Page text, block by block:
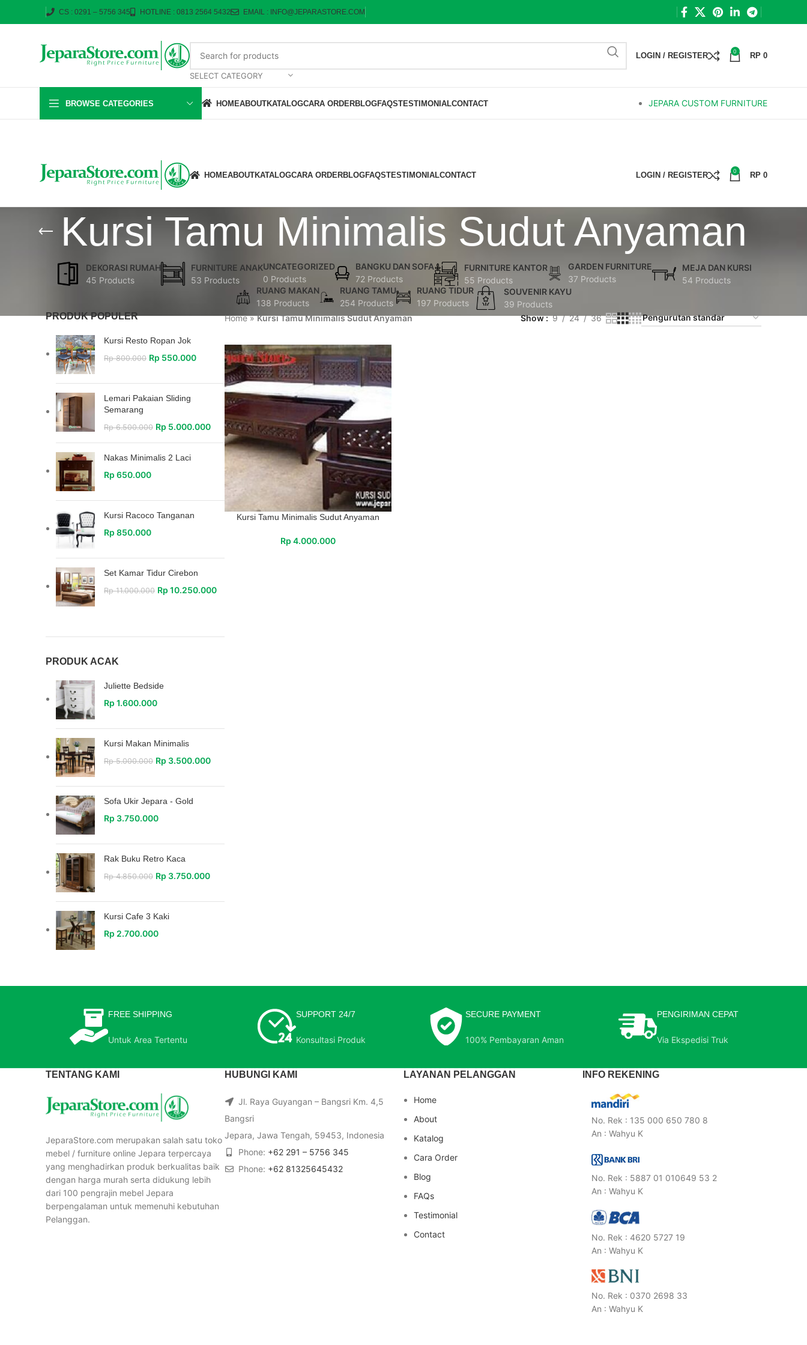
CS : 0291 – 5756 345 HOTLINE : 0813 2564 5432 EMAIL : INFO@JEPARASTORE.COM
SELECT CATEGORY
LOGIN / REGISTER 0 RP 0
BROWSE CATEGORIES HOMEABOUTKATALOGCARA ORDERBLOGFAQSTESTIMONIALCONTACT JEPARA CUSTOM FURNITURE
HOMEABOUTKATALOGCARA ORDERBLOGFAQSTESTIMONIALCONTACT LOGIN / REGISTER 0 RP 0
Kursi Tamu Minimalis Sudut Anyaman
DEKORASI RUMAH
45 Products
FURNITURE ANAK
53 Products
UNCATEGORIZED
0 Products
BANGKU DAN SOFA
72 Products
FURNITURE KANTOR
55 Products
GARDEN FURNITURE
37 Products
MEJA DAN KURSI
54 Products
RUANG MAKAN
138 Products
RUANG TAMU
254 Products
RUANG TIDUR
197 Products
SOUVENIR KAYU
39 Products
PRODUK POPULER
Kursi Resto Ropan Jok
Rp800.000 Rp 550.000
Lemari Pakaian Sliding
Semarang
Rp6.500.000 Rp 5.000.000
Nakas Minimalis 2 Laci
Rp 650.000
Kursi Racoco Tanganan
Rp 850.000
Set Kamar Tidur Cirebon
Rp11.000.000 Rp 10.250.000
PRODUK ACAK
Juliette Bedside
Rp 1.600.000
Kursi Makan Minimalis
Rp5.000.000 Rp 3.500.000
Sofa Ukir Jepara - Gold
Rp 3.750.000
Rak Buku Retro Kaca
Rp4.850.000 Rp 3.750.000
Kursi Cafe 3 Kaki
Rp 2.700.000
Home»Kursi Tamu Minimalis Sudut Anyaman Show 9 24 36
Kursi Tamu Minimalis Sudut Anyaman
Rp 4.000.000
FREE SHIPPING
Untuk Area Tertentu
SUPPORT 24/7
Konsultasi Produk
SECURE PAYMENT
100% Pembayaran Aman
PENGIRIMAN CEPAT
Via Ekspedisi Truk
TENTANG KAMI
JeparaStore.com merupakan salah satu toko
mebel / furniture online Jepara terpercaya
yang menghadirkan produk berkualitas baik
dengan harga murah serta didukung lebih
dari 100 pengrajin mebel Jepara
berpengalaman untuk memenuhi kebutuhan
Pelanggan.
HUBUNGI KAMI
Jl. Raya Guyangan – Bangsri Km. 4,5
Bangsri
Jepara, Jawa Tengah, 59453, Indonesia
Phone: +62 291 – 5756 345
Phone: +62 81325645432
LAYANAN PELANGGAN
Home
About
Katalog
Cara Order
Blog
FAQs
Testimonial
Contact
INFO REKENING
No. Rek : 135 000 650 780 8
An : Wahyu K
No. Rek : 5887 01 010649 53 2
An : Wahyu K
No. Rek : 4620 5727 19
An : Wahyu K
No. Rek : 0370 2698 33
An : Wahyu K